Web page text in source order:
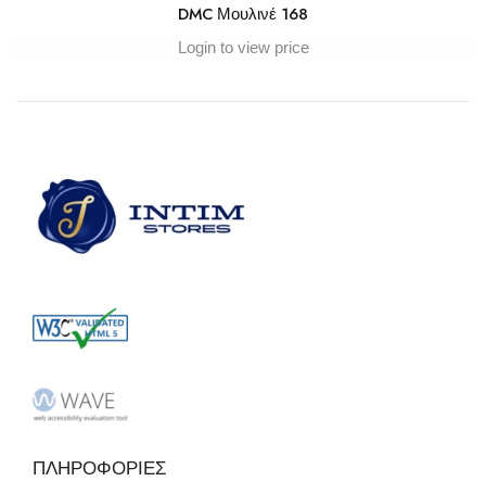
DMC Μουλινέ 168
Login to view price
ΠΛΗΡΟΦΟΡΙΕΣ